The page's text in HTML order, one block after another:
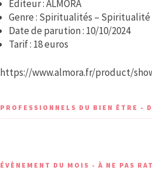
Éditeur : ALMORA
Genre : Spiritualités –
Date de parution : 10/10/2024
Tarif : 18 euros
https://www.almora.fr/product/
PROFESSIONNELS DU BIEN ÊTRE -
ÉVÈNEMENT DU MOIS - À NE PAS